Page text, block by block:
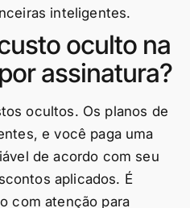
inteligentes.
oculto na
assinatura?
ocultos. Os planos de
e você paga uma
de acordo com seu
aplicados. É
com atenção para